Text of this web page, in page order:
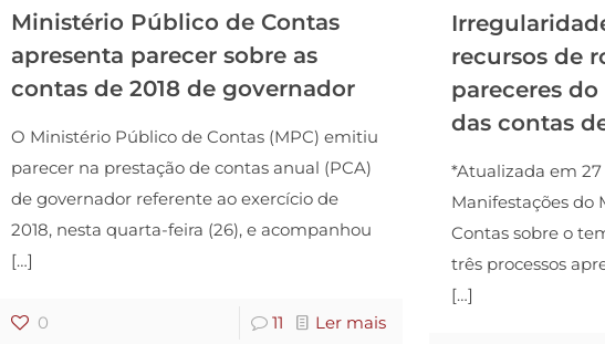
Ministério Público de Contas
apresenta parecer sobre as
contas de 2018 de governador
O Ministério Público de Contas (MPC) emitiu
parecer na prestação de contas anual (PCA)
de governador referente ao exercício de
2018, nesta quarta-feira (26), e acompanhou
[…]
0 11 Ler mais
recursos de
pareceres
das contas
*Atualizada em
Manifestações do
Contas sobre o
três processos
[…]